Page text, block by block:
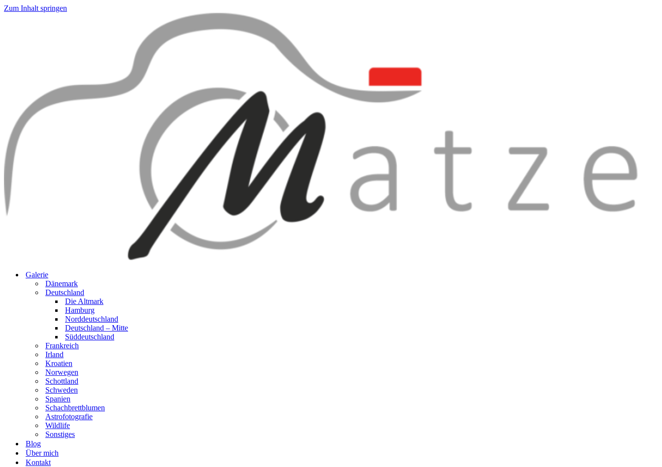
Zum Inhalt springen
Galerie
Dänemark
Deutschland
Die Altmark
Hamburg
Norddeutschland
Deutschland – Mitte
Süddeutschland
Frankreich
Irland
Kroatien
Norwegen
Schottland
Schweden
Spanien
Schachbrettblumen
Astrofotografie
Wildlife
Sonstiges
Blog
Über mich
Kontakt